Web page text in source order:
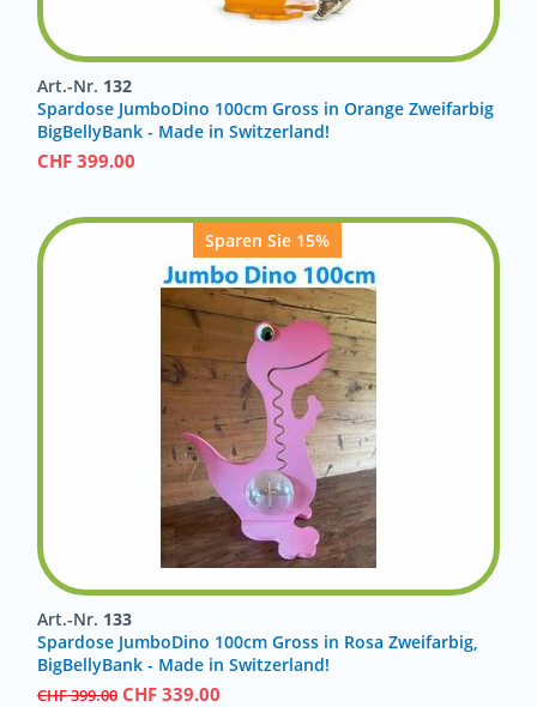
Art.-Nr. 132
Spardose JumboDino 100cm Gross in Orange Zweifarbig
BigBellyBank - Made in Switzerland!
CHF 399.00
Sparen Sie 15%
Art.-Nr. 133
Spardose JumboDino 100cm Gross in Rosa Zweifarbig,
BigBellyBank - Made in Switzerland!
CHF399.00 CHF 339.00